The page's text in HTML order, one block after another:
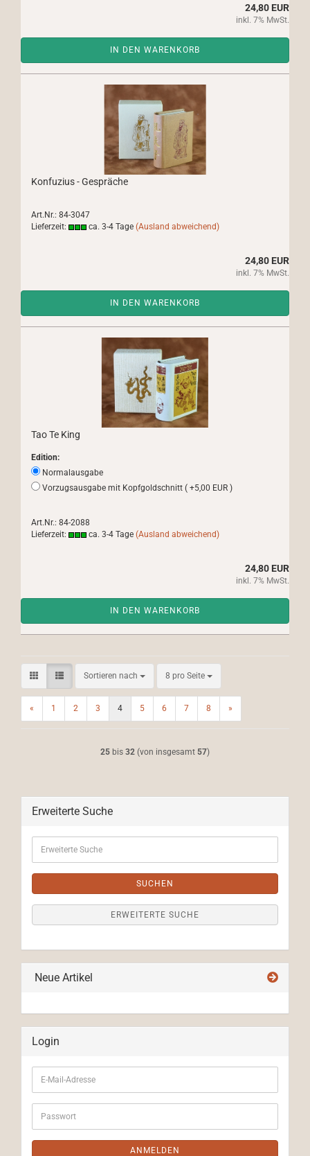
24,80 EUR
inkl. 7% MwSt.
IN DEN WARENKORB
Konfuzius - Gespräche
Art.Nr.: 84-3047
Lieferzeit:
ca. 3-4 Tage (Ausland abweichend)
24,80 EUR
inkl. 7% MwSt.
IN DEN WARENKORB
Tao Te King
Edition:
Normalausgabe
Vorzugsausgabe mit Kopfgoldschnitt ( +5,00 EUR )
Art.Nr.: 84-2088
Lieferzeit:
ca. 3-4 Tage (Ausland abweichend)
24,80 EUR
inkl. 7% MwSt.
IN DEN WARENKORB
Sortieren nach
Sortieren nach 8 pro Seite
pro Seite
« 1 2 3 4 5 6 7 8 »
25 bis 32 (von insgesamt 57)
Erweiterte Suche
Suche
SUCHEN
ERWEITERTE SUCHE
Neue Artikel
Login
E-
Mail-
Adresse
Passwort
ANMELDEN